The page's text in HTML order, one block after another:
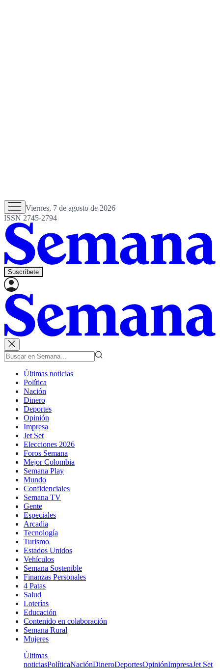
Viernes, 7 de agosto de 2026
ISSN 2745-2794
Suscríbete
Últimas noticias
Política
Nación
Dinero
Deportes
Opinión
Impresa
Jet Set
Elecciones 2026
Foros Semana
Mejor Colombia
Semana Play
Mundo
Confidenciales
Semana TV
Gente
Especiales
Arcadia
Tecnología
Turismo
Estados Unidos
Vehículos
Semana Sostenible
Finanzas Personales
4 Patas
Salud
Loterías
Educación
Contenido en colaboración
Semana Rural
Mujeres
Últimas
noticiasPolíticaNaciónDineroDeportesOpiniónImpresaJet Set